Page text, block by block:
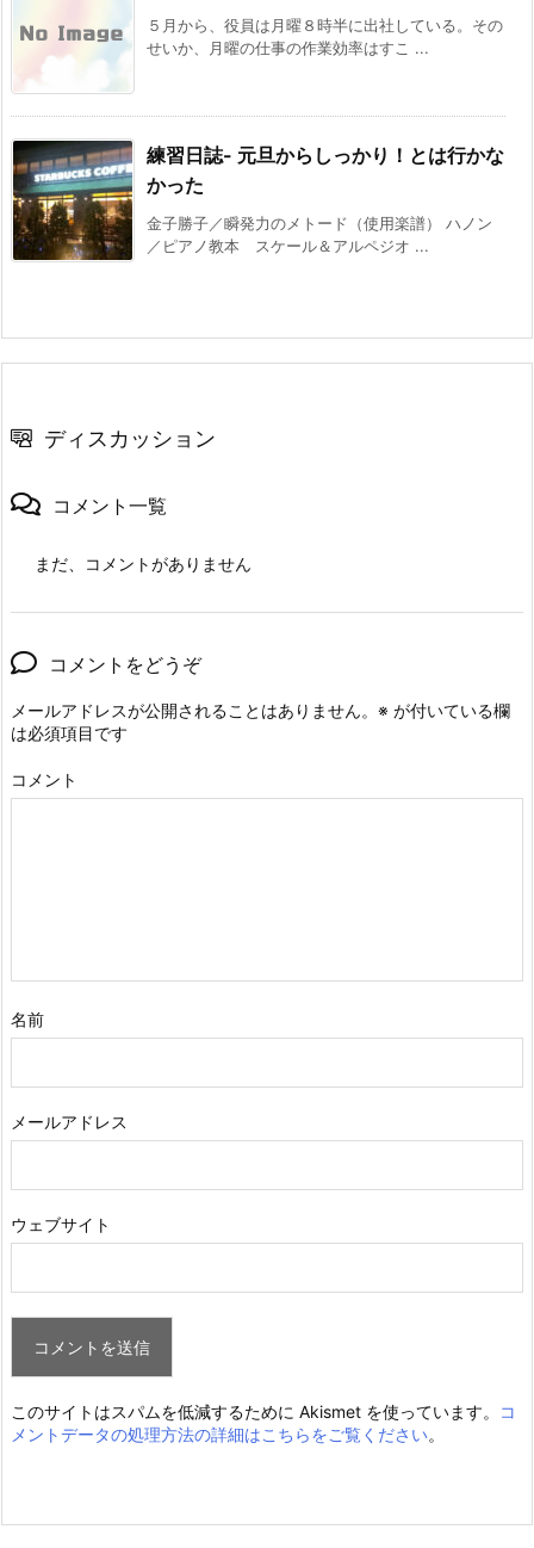
５月から、役員は月曜８時半に出社している。その
せいか、月曜の仕事の作業効率はすこ ...
練習日誌- 元旦からしっかり！とは行かな
かった
金子勝子／瞬発力のメトード（使用楽譜） ハノン
／ピアノ教本 スケール＆アルペジオ ...
ディスカッション
コメント一覧
まだ、コメントがありません
コメントをどうぞ
メールアドレスが公開されることはありません。 ※ が付いている欄
は必須項目です
コメント
名前
メールアドレス
ウェブサイト
このサイトはスパムを低減するために Akismet を使っています。
コ
メントデータの処理方法の詳細はこちらをご覧ください。